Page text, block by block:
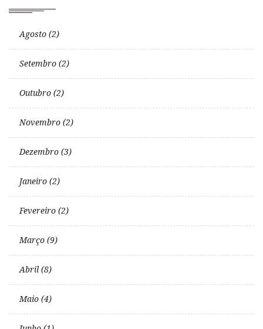
Agosto (2)
Setembro (2)
Outubro (2)
Novembro (2)
Dezembro (3)
Janeiro (2)
Fevereiro (2)
Março (9)
Abril (8)
Maio (4)